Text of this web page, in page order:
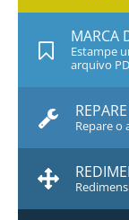
MARCA
Estampe
arquivo
REPARE
Repare o